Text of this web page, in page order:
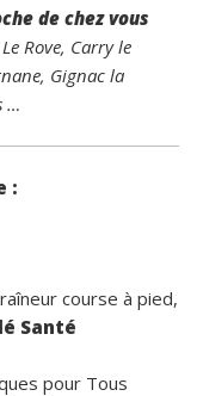
de chez vous
Rove, Carry le
Gignac la
…
:
course à pied,
Santé
pour Tous